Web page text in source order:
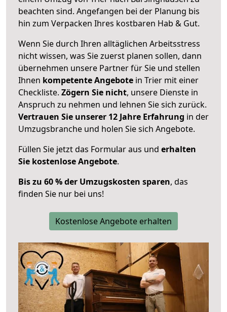
beachten sind. Angefangen bei der Planung bis
hin zum Verpacken Ihres kostbaren Hab & Gut.
Wenn Sie durch Ihren alltäglichen Arbeitsstress
nicht wissen, was Sie zuerst planen sollen, dann
übernehmen unsere Partner für Sie und stellen
Ihnen kompetente Angebote in Trier mit einer
Checkliste. Zögern Sie nicht, unsere Dienste in
Anspruch zu nehmen und lehnen Sie sich zurück.
Vertrauen Sie unserer 12 Jahre Erfahrung in der
Umzugsbranche und holen Sie sich Angebote.
Füllen Sie jetzt das Formular aus und erhalten
Sie kostenlose Angebote.
Bis zu 60 % der Umzugskosten sparen, das
finden Sie nur bei uns!
Kostenlose Angebote erhalten